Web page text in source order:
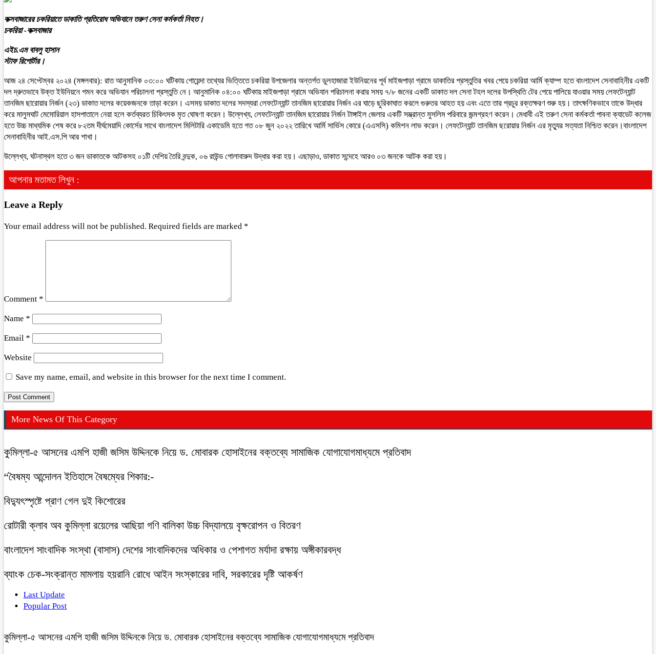
কক্সবাজারের চকরিয়াতে ডাকাতি প্রতিরোধ অভিযানে তরুণ সেনা কর্মকর্তা নিহত।
চকরিয়া -কক্সবাজার
এইচ.এম বাবলু হাসান
স্টাফ রিপোর্টার।
আজ ২৪ সেপ্টেম্বর ২০২৪ (মঙ্গলবার): রাত আনুমানিক ০৩:০০ ঘটিকায় গোয়েন্দা তথ্যের ভিত্তিতে চকরিয়া উপজেলার অন্তর্গত ডুলহাজারা ইউনিয়নের পূর্ব মাইজপাড়া গ্রামে ডাকাতির প্রস্তুতির খবর পেয়ে চকরিয়া আর্মি ক্যাম্প হতে বাংলাদেশ সেনাবাহিনীর একটি
দল দ্রুতভাবে উক্ত ইউনিয়নে গমন করে অভিযান পরিচালনা প্রস্তুতি নে। আনুমানিক ০৪:০০ ঘটিকায় মাইজপাড়া গ্রামে অভিযান পরিচালনা করার সময় ৭/৮ জনের একটি ডাকাত দল সেনা টহল দলের উপস্থিতি টের পেয়ে পালিয়ে যাওয়ার সময় লেফটেন্যান্ট
তানজিম ছারোয়ার নির্জন (২৩) ডাকাত দলের কয়েকজনকে তাড়া করেন। এসময় ডাকাত দলের সদস্যরা লেফটেন্যান্ট তানজিম ছারোয়ার নির্জন এর ঘাড়ে ছুরিকাঘাত করলে গুরুতর আহত হয় এবং এতে তার প্রচুর রক্তক্ষরণ শুরু হয়। তাৎক্ষণিকভাবে তাকে উদ্ধার
করে মালুমঘাট মেমোরিয়াল হাসপাতালে নেয়া হলে কর্তব্যরত চিকিৎসক মৃত ঘোষণা করেন। উল্লেখ্য, লেফটেন্যান্ট তানজিম ছারোয়ার নির্জন টাঙ্গাইল জেলার একটি সম্ভ্রান্ত মুসলিম পরিবারে জন্মগ্রহণ করেন। মেধাবী এই তরুণ সেনা কর্মকর্তা পাবনা ক্যাডেট কলেজ
হতে উচ্চ মাধ্যমিক শেষ করে ৮২তম দীর্ঘমেয়াদি কোর্সের সাথে বাংলাদেশ মিলিটারি একাডেমি হতে গত ০৮ জুন ২০২২ তারিখে আর্মি সার্ভিস কোরে (এএসসি) কমিশন লাভ করেন। লেফটেন্যান্ট তানজিম ছরোয়ার নির্জন এর মৃত্যুর সত্যতা নিশ্চিত করেন।বাংলাদেশ
সেনাবাহিনীর আই.এস.পি আর শাখা।
উল্লেখ্য, ঘটনাস্থল হতে ৩ জন ডাকাতকে আটকসহ ০১টি দেশিয় তৈরি বন্দুক, ০৬ রাউন্ড গোলাবারুদ উদ্ধার করা হয়। এছাড়াও, ডাকাত সন্দেহে আরও ০৩ জনকে আটক করা হয়।
আপনার মতামত লিখুন :
Leave a Reply
Your email address will not be published. Required fields are marked *
Comment *
Name *
Email *
Website
Save my name, email, and website in this browser for the next time I comment.
More News Of This Category
কুমিল্লা-৫ আসনের এমপি হাজী জসিম উদ্দিনকে নিয়ে ড. মোবারক হোসাইনের বক্তব্যে সামাজিক যোগাযোগমাধ্যমে প্রতিবাদ
“বৈষম্য আন্দোলন ইতিহাসে বৈষম্যের শিকার:-
বিদ্যুৎস্পৃষ্টে প্রাণ গেল দুই কিশোরের
রোটারী ক্লাব অব কুমিল্লা রয়েলের আছিয়া গণি বালিকা উচ্চ বিদ্যালয়ে বৃক্ষরোপন ও বিতরণ
বাংলাদেশ সাংবাদিক সংস্থা (বাসাস) দেশের সাংবাদিকদের অধিকার ও পেশাগত মর্যাদা রক্ষায় অঙ্গীকারবদ্ধ
ব্যাংক চেক-সংক্রান্ত মামলায় হয়রানি রোধে আইন সংস্কারের দাবি, সরকারের দৃষ্টি আকর্ষণ
Last Update
Popular Post
কুমিল্লা-৫ আসনের এমপি হাজী জসিম উদ্দিনকে নিয়ে ড. মোবারক হোসাইনের বক্তব্যে সামাজিক যোগাযোগমাধ্যমে প্রতিবাদ